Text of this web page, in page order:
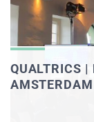
QUALTRICS |
AMSTERDAM